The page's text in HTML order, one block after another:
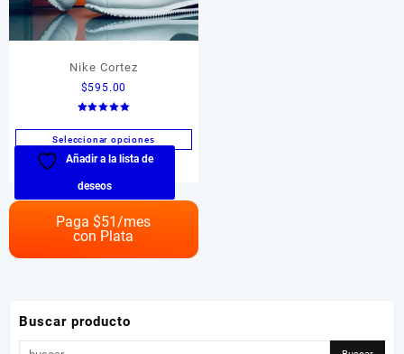
Nike Cortez
$595.00
5.00
de 5
Seleccionar opciones
Este
tiene
múltiples
variantes.
Las
Añadir a la lista de
deseos
Paga $51/mes
con Plata
Buscar producto